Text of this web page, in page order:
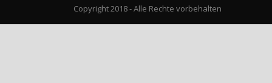
Copyright 2018 - Alle Rechte vorbehalten